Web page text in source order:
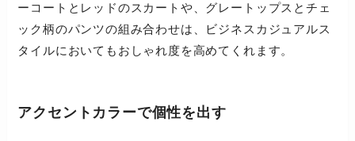
ーコートとレッドのスカートや、グレートップスとチェ
ック柄のパンツの組み合わせは、ビジネスカジュアルス
タイルにおいてもおしゃれ度を高めてくれます。
アクセントカラーで個性を出す